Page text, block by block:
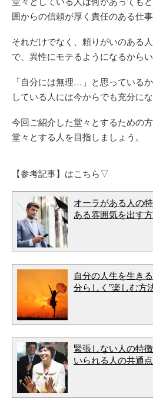
囲からの信頼が厚く責任のある仕
それだけでなく、頼りがいのある
で、異性にモテるようになるから
「自分には無理…」と思っている
している人には今からでも充分にな
今回ご紹介した堂々とするための
堂々とする人を目指しましょう。
【参考記事】はこちら▽
オーラがある人の
ある雰囲気を出す
自分の人生を生き
分らしく”楽しむ方
緊張しない人の特
いられる人の共通